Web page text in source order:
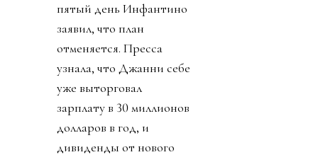
пятый день Инфантино
заявил, что план
отменяется. Пресса
узнала, что Джанни себе
уже выторговал
зарплату в 30 миллионов
долларов в год, и
дивиденды от нового